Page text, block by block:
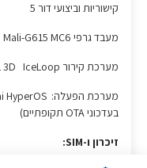
קישוריות וביצועי דור 5
מעבד גרפי Arm Mali-G615 MC6
מערכת קירור 3D IceLoop בפיתוח ייחודי של Xiaomi
בעדכוני OTA תקופתיים)
זיכרון ו-SIM: